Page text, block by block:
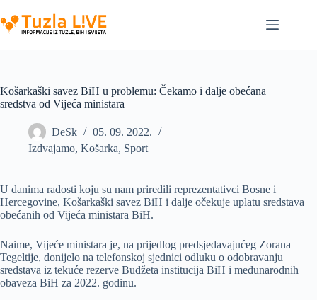
to
content
Košarkaški savez BiH u problemu: Čekamo i dalje obećana
sredstva od Vijeća ministara
DeSk
05. 09. 2022.
Izdvajamo, Košarka, Sport
U danima radosti koju su nam priredili reprezentativci Bosne i
Hercegovine, Košarkaški savez BiH i dalje očekuje uplatu sredstava
obećanih od Vijeća ministara BiH.
Naime, Vijeće ministara je, na prijedlog predsjedavajućeg Zorana
Tegeltije, donijelo na telefonskoj sjednici odluku o odobravanju
sredstava iz tekuće rezerve Budžeta institucija BiH i međunarodnih
obaveza BiH za 2022. godinu.